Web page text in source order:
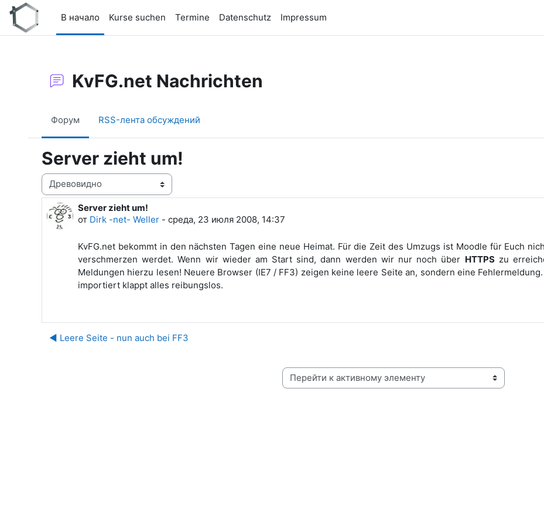
Перейти к основному содержанию
В начало
Kurse suchen Termine Datenschutz Impressum
KvFG.net Nachrichten
Форум RSS-лента обсуждений
Server zieht um!
Режим отображения
Server zieht um!
от Dirk -net- Weller - среда, 23 июля 2008, 14:37
Количество ответов: 0
KvFG.net bekommt in den nächsten Tagen eine neue Heimat. Für die Zeit des Umzugs ist Moodle für Euch
verschmerzen werdet. Wenn wir wieder am Start sind, dann werden wir nur noch über HTTPSzu
Meldungen hierzu lesen! Neuere Browser (IE7 / FF3) zeigen keine leere Seite an, sondern eine
importiert klappt alles reibungslos.
◀︎ Leere Seite - nun auch bei FF3
Перейти к активному элементу